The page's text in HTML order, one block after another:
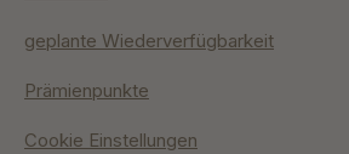
geplante Wiederverfügbarkeit
Prämienpunkte
Cookie Einstellungen